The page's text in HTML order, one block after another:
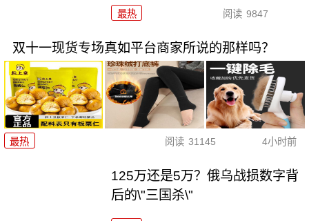
最热 阅读 9847
双十一现货专场真如平台商家所说的那样吗？
最热 阅读 31145 4小时前
125万还是5万？俄乌战损数字背
后的\"三国杀\"